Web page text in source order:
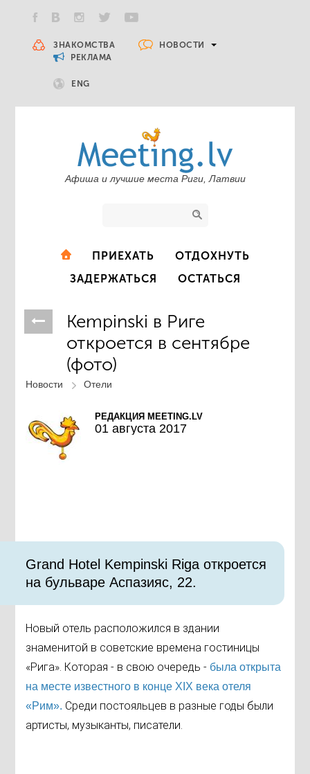
ЗНАКОМСТВА
НОВОСТИ
РЕКЛАМА
ENG
Афиша и лучшие места Риги, Латвии
ПРИЕХАТЬ
ОТДОХНУТЬ
ЗАДЕРЖАТЬСЯ
ОСТАТЬСЯ
Kempinski в Риге
откроется в сентябре
(фото)
Новости Отели
РЕДАКЦИЯ MEETING.LV
01 августа 2017
Grand Hotel Kempinski Riga откроется
на бульваре Аспазияс, 22.
Новый отель расположился в здании
знаменитой в советские времена гостиницы
«Рига». Которая - в свою очередь - была открыта
на месте известного в конце XIX века отеля
«Рим». Среди постояльцев в разные годы были
артисты, музыканты, писатели.